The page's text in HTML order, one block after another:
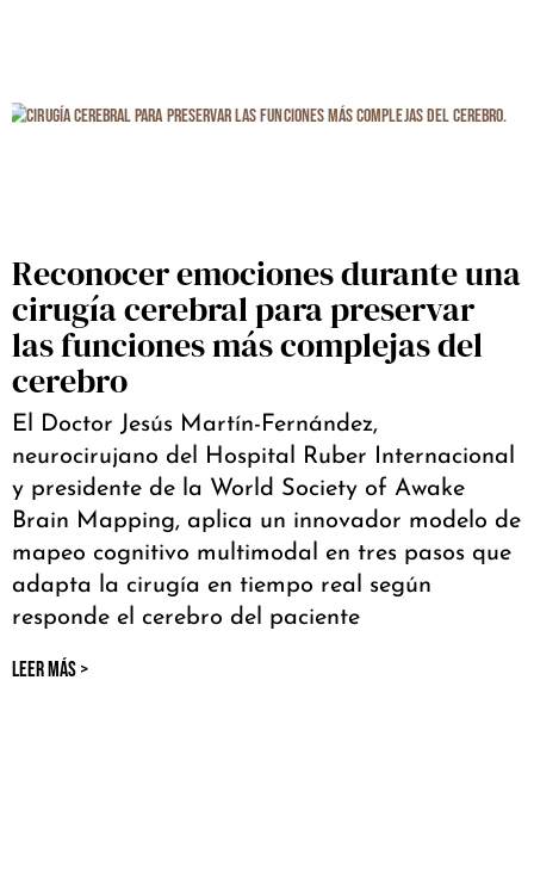
Reconocer emociones durante una
cirugía cerebral para preservar
las funciones más complejas del
cerebro
El Doctor Jesús Martín-Fernández,
neurocirujano del Hospital Ruber Internacional
y presidente de la World Society of Awake
Brain Mapping, aplica un innovador modelo de
mapeo cognitivo multimodal en tres pasos que
adapta la cirugía en tiempo real según
responde el cerebro del paciente
LEER MÁS >